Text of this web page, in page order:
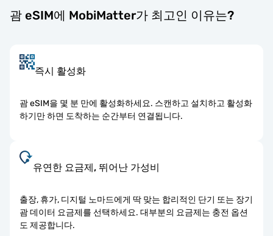
괌 eSIM에 MobiMatter가 최고인 이유는?
즉시 활성화
괌 eSIM을 몇 분 만에 활성화하세요. 스캔하고 설치하고 활성화
하기만 하면 도착하는 순간부터 연결됩니다.
유연한 요금제, 뛰어난 가성비
출장, 휴가, 디지털 노마드에게 딱 맞는 합리적인 단기 또는 장기
괌 데이터 요금제를 선택하세요. 대부분의 요금제는 충전 옵션
도 제공합니다.